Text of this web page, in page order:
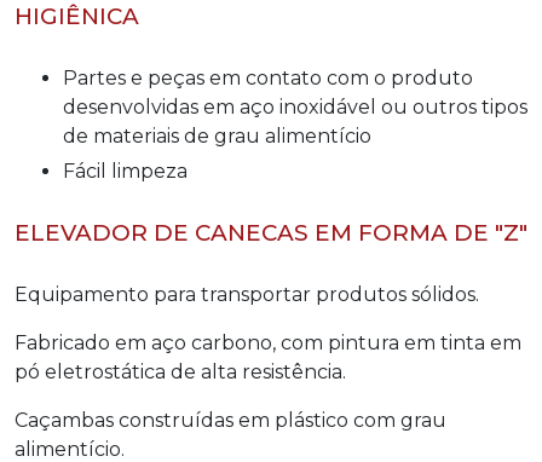
HIGIÊNICA
Partes e peças em contato com o produto
desenvolvidas em aço inoxidável ou outros tipos
de materiais de grau alimentício
Fácil limpeza
ELEVADOR DE CANECAS EM FORMA DE "Z"
Equipamento para transportar produtos sólidos.
Fabricado em aço carbono, com pintura em tinta em
pó eletrostática de alta resistência.
Caçambas construídas em plástico com grau
alimentício.